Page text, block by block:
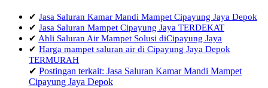
✔ Jasa Saluran Kamar Mandi Mampet Cipayung Jaya Depok
✔ Jasa Saluran Mampet Cipayung Jaya TERDEKAT
✔ Ahli Saluran Air Mampet Solusi diCipayung Jaya
✔ Harga mampet saluran air di Cipayung Jaya Depok
TERMURAH
✔ Postingan terkait: Jasa Saluran Kamar Mandi Mampet
Cipayung Jaya Depok